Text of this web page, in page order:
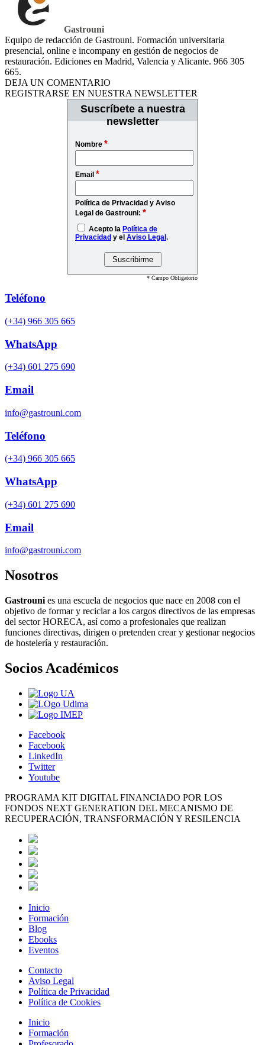
Gastrouni
Equipo de redacción de Gastrouni. Formación universitaria
presencial, online e incompany en gestión de negocios de
restauración. Ediciones en Madrid, Valencia y Alicante. 966 305
665.
DEJA UN COMENTARIO
REGISTRARSE EN NUESTRA NEWSLETTER
Suscríbete a nuestra
newsletter
Nombre *
Email *
Política de Privacidad y Aviso
Legal de Gastrouni: *
Acepto la Política de
Privacidad y el Aviso Legal.
* Campo Obligatorio
Teléfono
(+34) 966 305 665
WhatsApp
(+34) 601 275 690
Email
info@gastrouni.com
Teléfono
(+34) 966 305 665
WhatsApp
(+34) 601 275 690
Email
info@gastrouni.com
Nosotros
Gastrouni es una escuela de negocios que nace en 2008 con el
objetivo de formar y reciclar a los cargos directivos de las empresas
del sector HORECA, así como a profesionales que realizan
funciones directivas, dirigen o pretenden crear y gestionar negocios
de hostelería y restauración.
Socios Académicos
Facebook
Facebook
LinkedIn
Twitter
Youtube
PROGRAMA KIT DIGITAL FINANCIADO POR LOS
FONDOS NEXT GENERATION DEL MECANISMO DE
RECUPERACIÓN, TRANSFORMACIÓN Y RESILENCIA
Inicio
Formación
Blog
Ebooks
Eventos
Contacto
Aviso Legal
Política de Privacidad
Política de Cookies
Inicio
Formación